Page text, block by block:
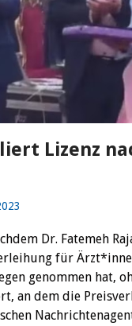
Lizenz
Dr. Fatemeh
für
genommen hat,
an dem die